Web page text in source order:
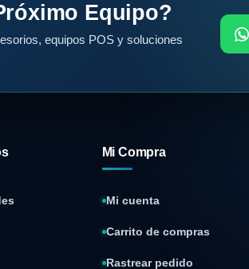
Equipo?
equipos POS y soluciones
Mi Compra
Mi cuenta
Carrito de compras
Rastrear pedido